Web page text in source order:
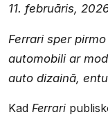
11. februāris,
Ferrari sper
automobili ar
auto dizainā,
Kad Ferrari